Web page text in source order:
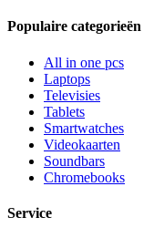
Populaire categorieën
All in one pcs
Laptops
Televisies
Tablets
Smartwatches
Videokaarten
Soundbars
Chromebooks
Service